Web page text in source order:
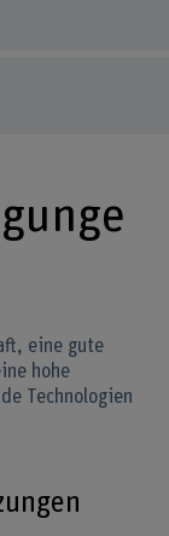
eine gute
hohe
Technologien